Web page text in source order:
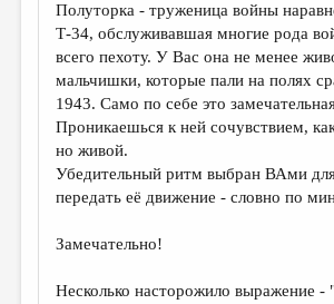
Полуторка - труженица войны
Т-34, обслуживавшая многие рода
всего пехоту. У Вас она не менее
мальчишки, которые пали на полях
1943. Само по себе это
Проникаешься к ней сочувствием,
но живой.
Убедительный ритм выбран ВАми
передать её движение - словно по
Замечательно!
Несколько насторожило выражение -